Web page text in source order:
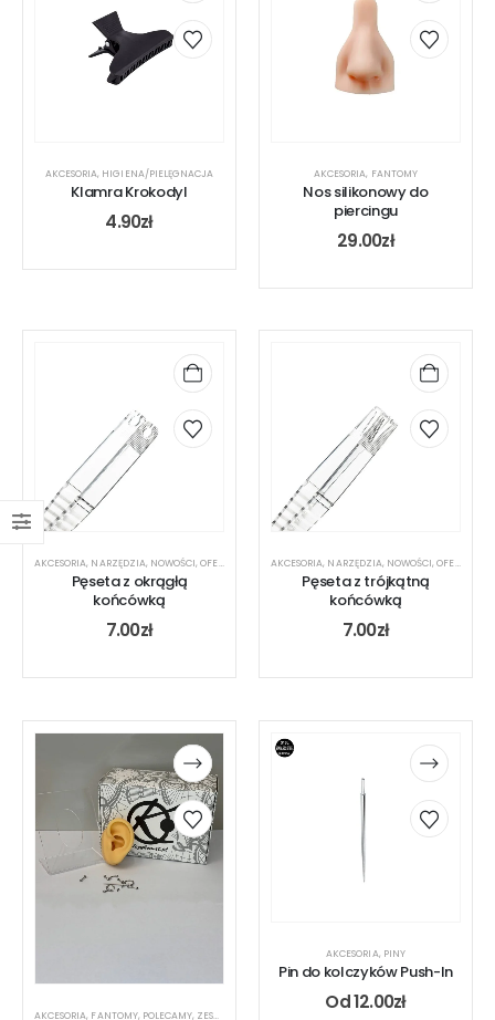
AKCESORIA, HIGIENA/PIELĘGNACJA
Klamra Krokodyl
4.90zł
AKCESORIA, FANTOMY
Nos silikonowy do
piercingu
29.00zł
AKCESORIA, NARZĘDZIA, NOWOŚCI,OFERTA DLA PIERCERA
Pęseta z okrągłą
końcówką
7.00zł
AKCESORIA, NARZĘDZIA, NOWOŚCI,OFERTA DLA PIERCERA
Pęseta z trójkątną
końcówką
7.00zł
AKCESORIA, FANTOMY, POLECAMY, ZESTAWY
AKCESORIA, PINY
Pin do kolczyków Push-In
Od12.00zł